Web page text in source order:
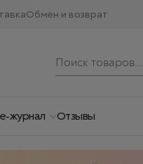
Обмен и возврат
журнал Отзывы